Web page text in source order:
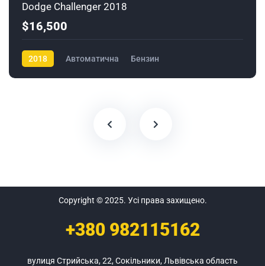
Dodge Challenger 2018
$16,500
2018 Автоматична Бензин
Copyright © 2025. Усі права захищено.
+380982115162
вулиця Стрийська, 22, Сокільники, Львівська область